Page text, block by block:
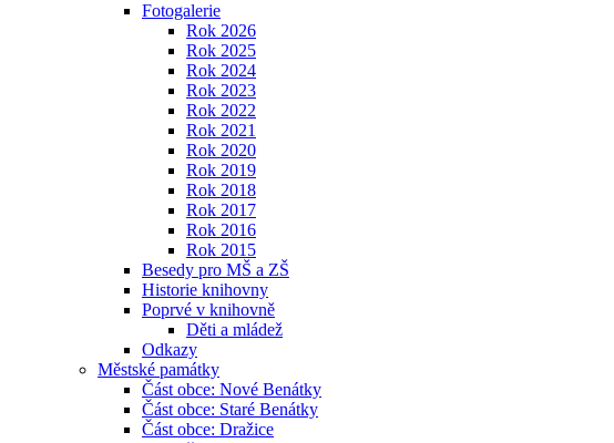
Fotogalerie
Rok 2026
Rok 2025
Rok 2024
Rok 2023
Rok 2022
Rok 2021
Rok 2020
Rok 2019
Rok 2018
Rok 2017
Rok 2016
Rok 2015
Besedy pro MŠ a ZŠ
Historie knihovny
Poprvé v knihovně
Děti a mládež
Odkazy
Městské památky
Část obce: Nové Benátky
Část obce: Staré Benátky
Část obce: Dražice